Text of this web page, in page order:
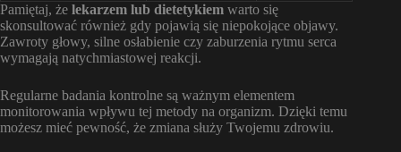
Pamiętaj, że lekarzem lub dietetykiem warto się
skonsultować również gdy pojawią się niepokojące objawy.
Zawroty głowy, silne osłabienie czy zaburzenia rytmu serca
wymagają natychmiastowej reakcji.
Regularne badania kontrolne są ważnym elementem
monitorowania wpływu tej metody na organizm. Dzięki temu
możesz mieć pewność, że zmiana służy Twojemu zdrowiu.